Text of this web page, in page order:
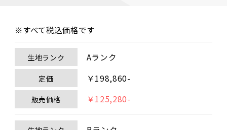
※すべて税込価格です
生地ランク Aランク
定価 ￥198,860-
販売価格 ￥125,280-